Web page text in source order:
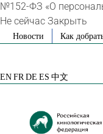
№152-ФЗ «О
Не сейчас Закрыть
SkipНовости Как
EN FR DE ES 中文